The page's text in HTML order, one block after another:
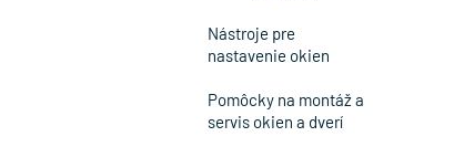
Nástroje pre
nastavenie okien
Pomôcky na montáž a
servis okien a dverí